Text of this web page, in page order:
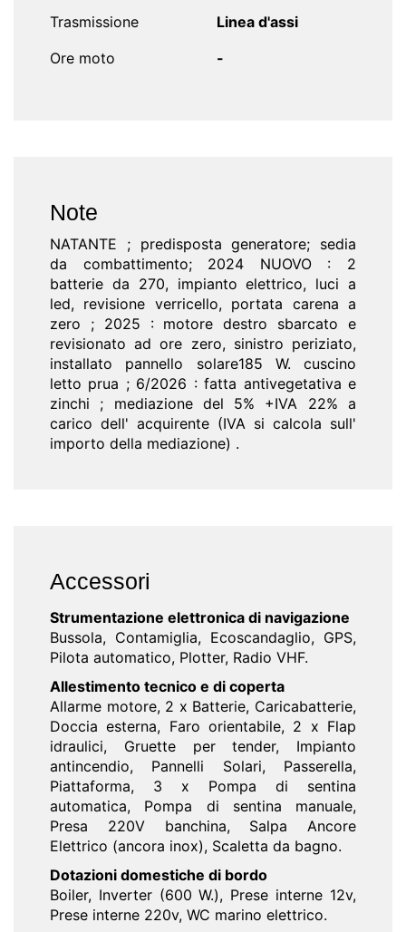
Trasmissione
Linea d'assi
Ore moto
-
Note
NATANTE ; predisposta generatore; sedia
da combattimento; 2024 NUOVO : 2
batterie da 270, impianto elettrico, luci a
led, revisione verricello, portata carena a
zero ; 2025 : motore destro sbarcato e
revisionato ad ore zero, sinistro periziato,
installato pannello solare185 W. cuscino
letto prua ; 6/2026 : fatta antivegetativa e
zinchi ; mediazione del 5% +IVA 22% a
carico dell' acquirente (IVA si calcola sull'
importo della mediazione) .
Accessori
Strumentazione elettronica di navigazione
Bussola, Contamiglia, Ecoscandaglio, GPS,
Pilota automatico, Plotter, Radio VHF.
Allestimento tecnico e di coperta
Allarme motore, 2 x Batterie, Caricabatterie,
Doccia esterna, Faro orientabile, 2 x Flap
idraulici, Gruette per tender, Impianto
antincendio, Pannelli Solari, Passerella,
Piattaforma, 3 x Pompa di sentina
automatica, Pompa di sentina manuale,
Presa 220V banchina, Salpa Ancore
Elettrico (ancora inox), Scaletta da bagno.
Dotazioni domestiche di bordo
Boiler, Inverter (600 W.), Prese interne 12v,
Prese interne 220v, WC marino elettrico.